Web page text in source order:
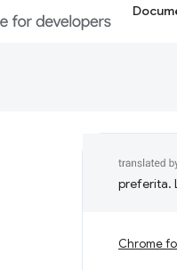
preferita.
Chrome